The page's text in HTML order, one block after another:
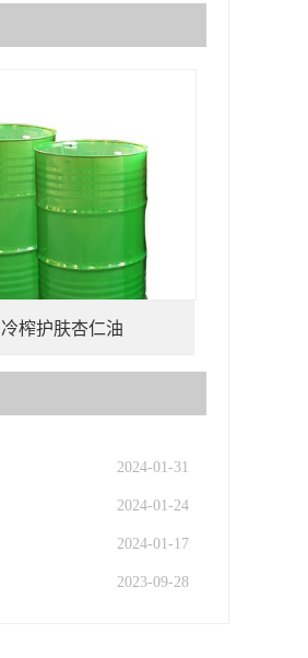
榨护肤杏仁油
2024-01-31
2024-01-24
2024-01-17
2023-09-28